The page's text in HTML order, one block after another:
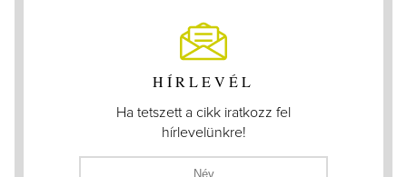
HÍRLEVÉL
Ha tetszett a cikk iratkozz fel
hírlevelünkre!